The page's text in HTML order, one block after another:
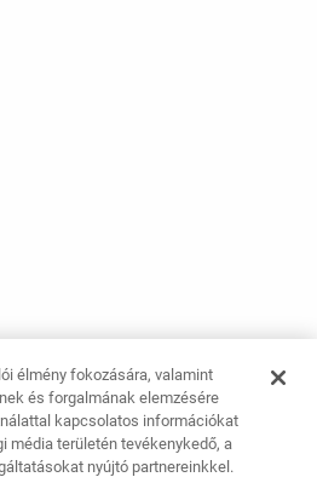
élmény fokozására, valamint
és forgalmának elemzésére
kapcsolatos információkat
média területén tevékenykedő, a
nyújtó partnereinkkel.